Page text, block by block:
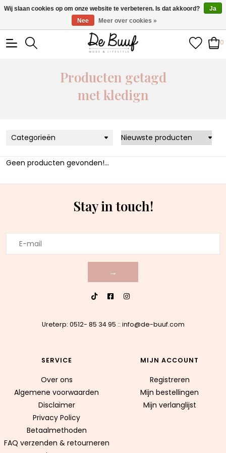
• Wekelijks nieuwe items • Gratis verzending >€100,- •
Verzonden binnen 1-3 werkdagen
0
Producten getagd
met kledign
Categorieën
Geen producten gevonden!...
Stay in touch!
→
Ureterp: 0512- 85 34 95 :: info@de-buuf.com
SERVICE
Over ons
Algemene voorwaarden
Disclaimer
Privacy Policy
Betaalmethoden
FAQ verzenden & retourneren
MIJN ACCOUNT
Registreren
Mijn bestellingen
Mijn verlanglijst
Wij slaan cookies op om onze website te verbeteren. Is dat akkoord?
Ja
Nee
Meer over cookies »